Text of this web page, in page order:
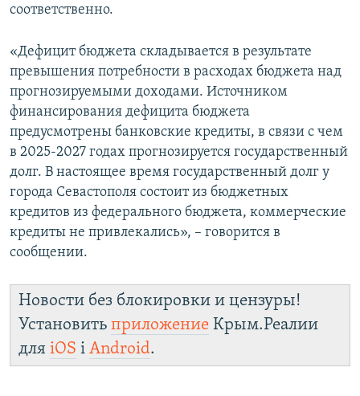
соответственно.
«Дефицит бюджета складывается в результате
превышения потребности в расходах бюджета над
прогнозируемыми доходами. Источником
финансирования дефицита бюджета
предусмотрены банковские кредиты, в связи с чем
в 2025-2027 годах прогнозируется государственный
долг. В настоящее время государственный долг у
города Севастополя состоит из бюджетных
кредитов из федерального бюджета, коммерческие
кредиты не привлекались», – говорится в
сообщении.
Новости без блокировки и цензуры!
Установить приложение Крым.Реалии
для iOS і Android.